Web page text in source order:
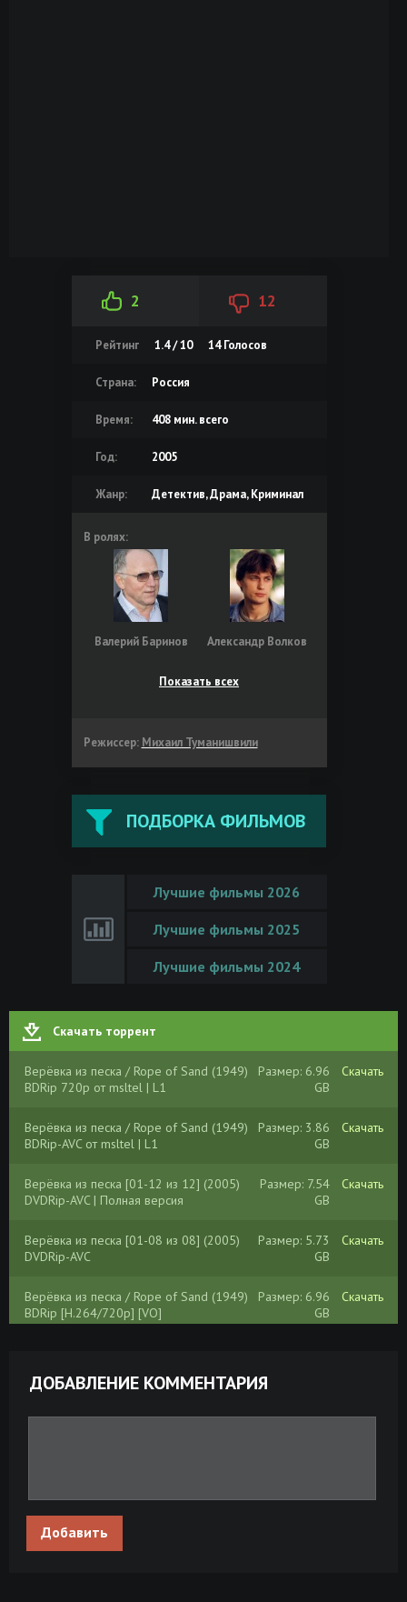
2 12
Рейтинг 1.4 / 10 14Голосов
Страна: Россия
Время: 408 мин. всего
Год: 2005
Жанр: Детектив, Драма, Криминал
В ролях:
Валерий Баринов Александр Волков
Показать всех
Режиссер: Михаил Туманишвили
ПОДБОРКА ФИЛЬМОВ
Лучшие фильмы 2026
Лучшие фильмы 2025
Лучшие фильмы 2024
Скачать торрент
Верёвка из песка / Rope of Sand (1949)
BDRip 720p от msltel | L1
Размер: 6.96
GB
Скачать
Верёвка из песка / Rope of Sand (1949)
BDRip-AVC от msltel | L1
Размер: 3.86
GB
Скачать
Верёвка из песка [01-12 из 12] (2005)
DVDRip-AVC | Полная версия
Размер: 7.54
GB
Скачать
Верёвка из песка [01-08 из 08] (2005)
DVDRip-AVC
Размер: 5.73
GB
Скачать
Верёвка из песка / Rope of Sand (1949)
BDRip [H.264/720p] [VO]
Размер: 6.96
GB
Скачать
ДОБАВЛЕНИЕ КОММЕНТАРИЯ
Добавить